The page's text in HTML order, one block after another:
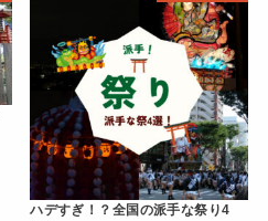
ハデすぎ！？全国の派手な祭り4